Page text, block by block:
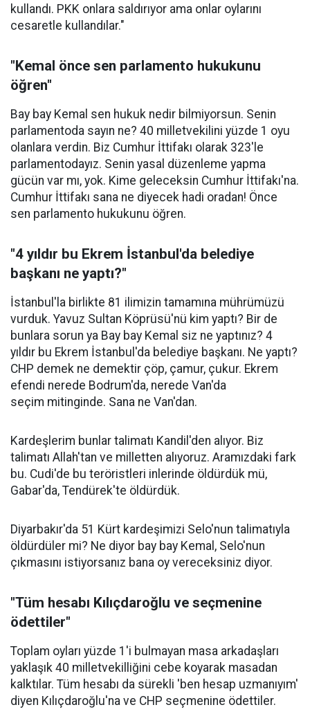
kullandı. PKK onlara saldırıyor ama onlar oylarını
cesaretle kullandılar."
"Kemal önce sen parlamento hukukunu
öğren"
Bay bay Kemal sen hukuk nedir bilmiyorsun. Senin
parlamentoda sayın ne? 40 milletvekilini yüzde 1 oyu
olanlara verdin. Biz Cumhur İttifakı olarak 323'le
parlamentodayız. Senin yasal düzenleme yapma
gücün var mı, yok. Kime geleceksin Cumhur İttifakı'na.
Cumhur İttifakı sana ne diyecek hadi oradan! Önce
sen parlamento hukukunu öğren.
"4 yıldır bu Ekrem İstanbul'da belediye
başkanı ne yaptı?"
İstanbul'la birlikte 81 ilimizin tamamına mührümüzü
vurduk. Yavuz Sultan Köprüsü'nü kim yaptı? Bir de
bunlara sorun ya Bay bay Kemal siz ne yaptınız? 4
yıldır bu Ekrem İstanbul'da belediye başkanı. Ne yaptı?
CHP demek ne demektir çöp, çamur, çukur. Ekrem
efendi nerede Bodrum'da, nerede Van'da
seçim mitinginde. Sana ne Van'dan.
Kardeşlerim bunlar talimatı Kandil'den alıyor. Biz
talimatı Allah'tan ve milletten alıyoruz. Aramızdaki fark
bu. Cudi'de bu teröristleri inlerinde öldürdük mü,
Gabar'da, Tendürek'te öldürdük.
Diyarbakır'da 51 Kürt kardeşimizi Selo'nun talimatıyla
öldürdüler mi? Ne diyor bay bay Kemal, Selo'nun
çıkmasını istiyorsanız bana oy vereceksiniz diyor.
"Tüm hesabı Kılıçdaroğlu ve seçmenine
ödettiler"
Toplam oyları yüzde 1'i bulmayan masa arkadaşları
yaklaşık 40 milletvekilliğini cebe koyarak masadan
kalktılar. Tüm hesabı da sürekli 'ben hesap uzmanıyım'
diyen Kılıçdaroğlu'na ve CHP seçmenine ödettiler.